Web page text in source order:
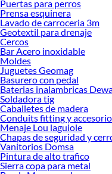
Sodimac. Encuentra todo lo
decoración. ¡Visítanos y haz tus
Puertas para perros
Prensa esquinera
Lavado de carroceria 3m
Geotextil para drenaje
Cercos
Bar Acero inoxidable
Moldes
Juguetes Geomag
Basurero con pedal
Baterias inalambricas
Soldadora tig
Caballetes de madera
Conduits fitting y
Menaje Lou laguiole
Chapas de seguridad y
Vanitorios Domsa
Pintura de alto trafico
Sierra copa para metal